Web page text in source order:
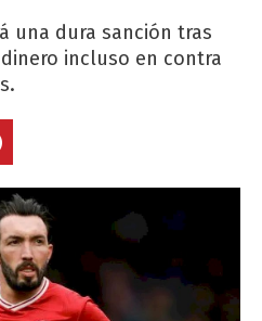
una dura sanción tras
incluso en contra